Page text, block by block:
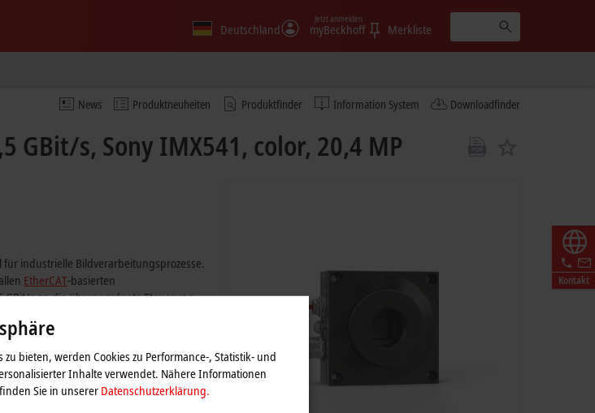
Deutschland myBeckhoff
Jetzt anmelden
Merkliste
News Produktneuheiten Produktfinder Information System Downloadfinder
Kontakt
GBit/s, Sony IMX541, color, 20,4 MP
industrielle Bildverarbeitungsprozesse.
EtherCAT-basierten
GBit/s an die übergeordnete Steuerung
bieten, werden Cookies zu Performance-, Statistik- und
Inhalte verwendet. Nähere Informationen
Sie in unserer Datenschutzerklärung.